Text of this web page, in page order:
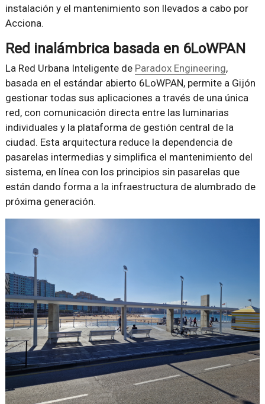
instalación y el mantenimiento son llevados a cabo por
Acciona.
Red inalámbrica basada en 6LoWPAN
La Red Urbana Inteligente de Paradox Engineering,
basada en el estándar abierto 6LoWPAN, permite a Gijón
gestionar todas sus aplicaciones a través de una única
red, con comunicación directa entre las luminarias
individuales y la plataforma de gestión central de la
ciudad. Esta arquitectura reduce la dependencia de
pasarelas intermedias y simplifica el mantenimiento del
sistema, en línea con los principios sin pasarelas que
están dando forma a la infraestructura de alumbrado de
próxima generación.